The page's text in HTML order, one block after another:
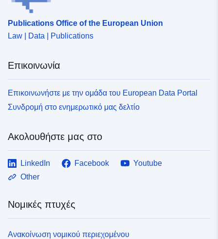
Συμμόρφωση με:
uriRef:
Publications Office of the European Union
Law | Data | Publications
Επικοινωνία
Επικοινωνήστε με την ομάδα του European Data Portal
Συνδρομή στο ενημερωτικό μας δελτίο
Ακολουθήστε μας στο
LinkedIn Facebook
Youtube
Other
Νομικές πτυχές
Ανακοίνωση νομικού περιεχομένου